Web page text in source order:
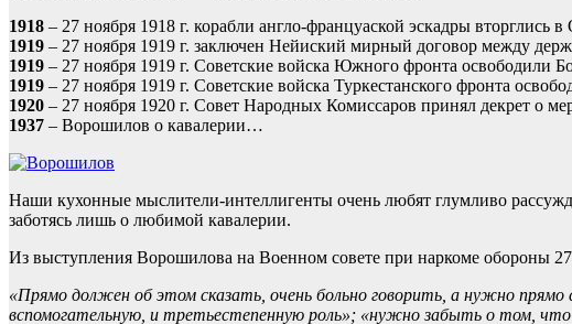
1918 – 27 ноября 1918 г. корабли англо-француаской эскадры вторглись в
1919 – 27 ноября 1919 г. заключен Нейиский мирный договор между
1919 – 27 ноября 1919 г. Советские войска Южного фронта освободили
1919 – 27 ноября 1919 г. Советские войска Туркестанского фронта
1920 – 27 ноября 1920 г. Совет Народных Комиссаров принял декрет о
1937 – Ворошилов о кавалерии…
Наши кухонные мыслители-интеллигенты очень любят глумливо
заботясь лишь о любимой кавалерии.
Из выступления Ворошилова на Военном совете при наркоме обороны 27
«Прямо должен об этом сказать, очень больно говорить, а нужно
вспомогательную, и третьестепенную роль»; «нужно забыть о том,